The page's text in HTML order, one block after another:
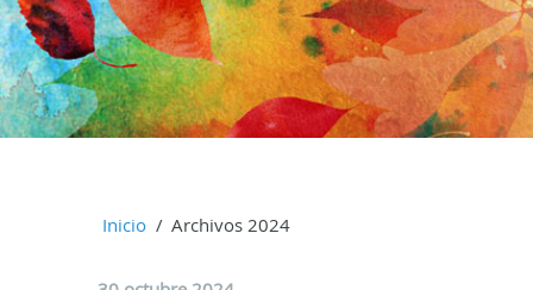
Inicio Archivos 2024